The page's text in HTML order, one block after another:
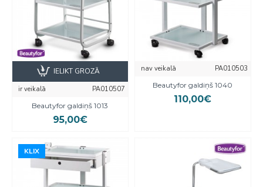
ir veikalā
PA010507
Beautyfor galdiņš 1013
95,00€
IELIKT GROZĀ nav veikalā
PA010503
Beautyfor galdiņš 1040
110,00€
KLIX
KLIX